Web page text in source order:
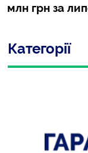
млн грн за
Категорії